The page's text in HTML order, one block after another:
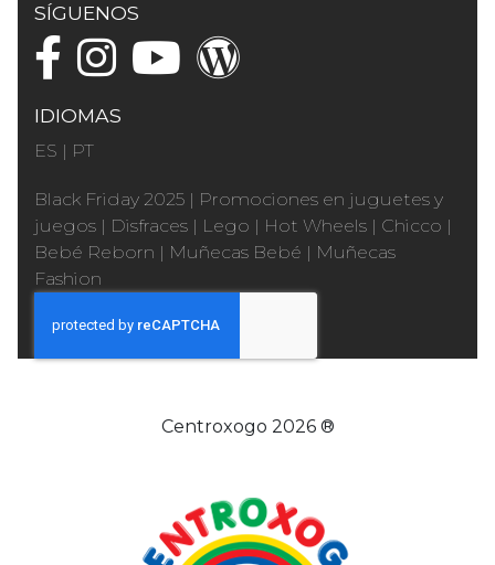
SÍGUENOS
IDIOMAS
ES | PT
Black Friday 2025 | Promociones en juguetes y
juegos | Disfraces | Lego | Hot Wheels | Chicco |
Bebé Reborn | Muñecas Bebé | Muñecas
Fashion
Centroxogo 2026 ®